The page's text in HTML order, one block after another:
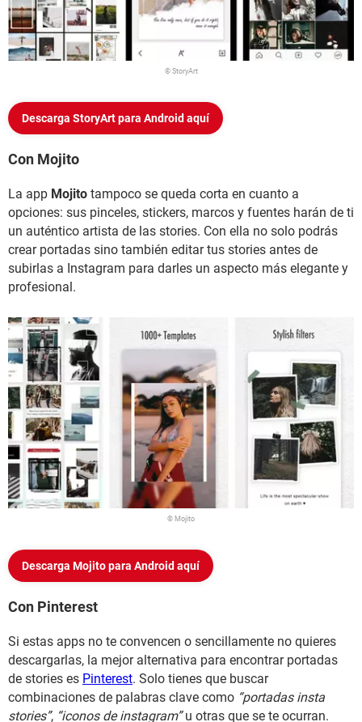
© StoryArt
Descarga StoryArt para Android aquí
Con Mojito
La app Mojito tampoco se queda corta en cuanto a
opciones: sus pinceles, stickers, marcos y fuentes harán de ti
un auténtico artista de las stories. Con ella no solo podrás
crear portadas sino también editar tus stories antes de
subirlas a Instagram para darles un aspecto más elegante y
profesional.
© Mojito
Descarga Mojito para Android aquí
Con Pinterest
Si estas apps no te convencen o sencillamente no quieres
descargarlas, la mejor alternativa para encontrar portadas
de stories es Pinterest. Solo tienes que buscar
combinaciones de palabras clave como “portadas insta
stories”, “iconos de instagram”u otras que se te ocurran.